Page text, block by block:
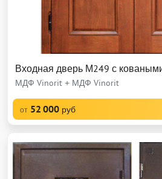
Входная дверь М249 с
МДФ Vinorit + МДФ Vinorit
от 52 000 руб